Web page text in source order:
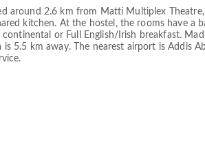
around 2.6 km from Matti Multiplex
kitchen. At the hostel, the rooms have a
or Full English/Irish breakfast. Mad
5.5 km away. The nearest airport is Addis